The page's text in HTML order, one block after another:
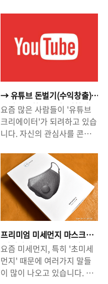
대세로 자리잡았습니다. 써
얼마나 편리한 줄 알기 때문
에 무선 이어폰의 세계에서
어폰을 많들고, 수 많은 제품
브랜드가 있기에 선택의 폭이
넓어졌습니다. 그렇지만 '쓸
만한' 무선 이어폰을 고르는
것은 언제나 고민일 수 밖에
제품 '에어팟프로'의 가격은
32만원(공홈)이나 하고, 구형
모델을 사려고 해도 20만원
은 줘야하니 가격 부담이 있
을 수 밖에 없습니다. 삼성과
LG 제품도 비싸기는 매한가
지입니다. 무선 이어폰이 대
체로 고가 제품이다 보니 더
욱 가성비를 따질 수 밖에 없
는..
→ 유튜브 돈벌기(수익창출)
꿀팁 - '조회수'보다 '시청시
간'이 중요하다
요즘 많은 사람들이 '유튜브
크리에이터'가 되려하고 있습
니다. 자신의 관심사를 콘텐
고, 다른 사람들에게 보여준
다는 것은 흥미진진한 일이라
고 할 수 있습니다. 또 한편으
로는 '자신만의 콘텐츠', '자신
의 브랜드화'를 통해서 스스
로를 알릴 수 있다는 점 외에,
이같은 활동이 '수익 창출(돈
벌기)'로 연결될 수 있다는 점
에서 유튜브가 가지는 하나의
매력이 추가된다고 할 수 있
습니다. 특히, 유튜브는 전 세
프리미엄 미세먼지 마스크
'에어리넘(AIRINUM)' 리뷰 -
8만원짜리 마스크의 위엄.
요즘 미세먼지, 특히 '초미세
먼지' 때문에 여러가지 말들
이 많이 나오고 있습니다. 사